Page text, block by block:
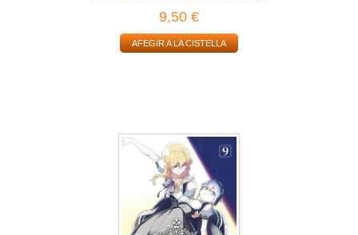
9,50 €
AFEGIR A LA CISTELLA